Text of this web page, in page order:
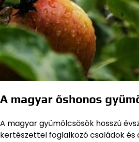
A magyar őshonos
A magyar gyümölcsösök hosszú
kertészettel foglalkozó családok